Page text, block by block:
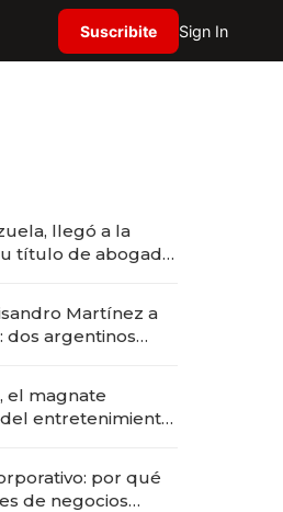
Suscribite Sign In
llegó a la
título de abogado
Martínez a
dos argentinos
el magnate
entretenimiento
por qué
de negocios